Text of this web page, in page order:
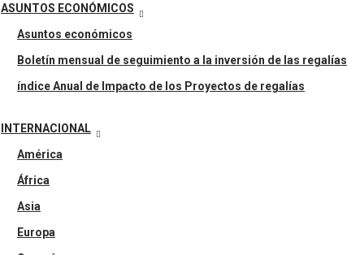
ASUNTOS ECONÓMICOS
Asuntos económicos
Boletín mensual de seguimiento a la inversión de las regalías
índice Anual de Impacto de los Proyectos de regalías
INTERNACIONAL
América
África
Asia
Europa